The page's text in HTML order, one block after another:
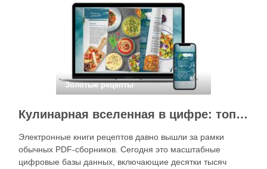
кухне. Главное — …
Золотые рецепты
Кулинарная вселенная в цифре: топ-3 самых больших электронных книг рецептов
Электронные книги рецептов давно вышли за рамки
обычных PDF-сборников. Сегодня это масштабные
цифровые базы данных, включающие десятки тысяч